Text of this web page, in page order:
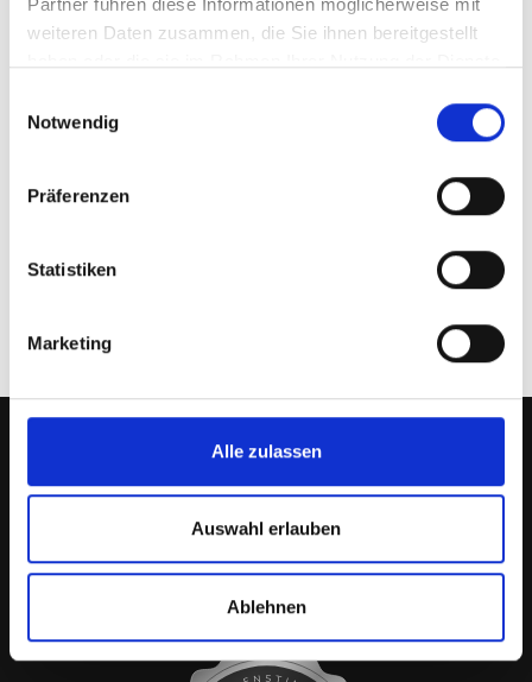
Partner führen diese Informationen möglicherweise mit
weiteren Daten zusammen, die Sie ihnen bereitgestellt
Notwendig
Präferenzen
Statistiken
Marketing
Alle zulassen
Auswahl erlauben
Ablehnen
Phone: 0151/25165245